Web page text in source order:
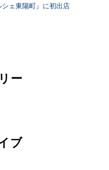
シェ東陽町』に初出店
ー
ブ